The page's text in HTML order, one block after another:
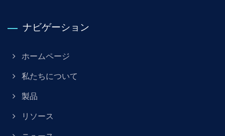
ナビゲーション
ホームページ
私たちについて
製品
リソース